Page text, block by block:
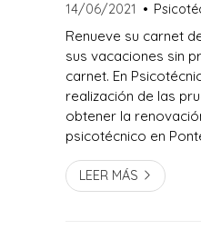
14/06/2021
Renueve su carnet
sus vacaciones sin
carnet. En
realización de las
obtener la
psicotécnico en
obtención de
LEER MÁS